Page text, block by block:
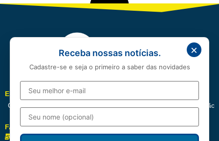
EDITORIAIS
Cotidiano
Educação
FALE CONOSCO
redacao@correioserrano.com.br
×
Receba nossas notícias.
Cadastre-se e seja o primeiro a saber das novidades